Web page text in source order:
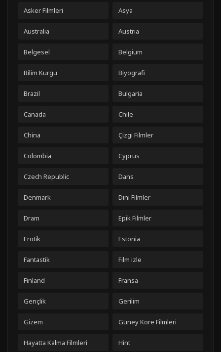
Asker Filmleri Asya
Australia Austria
Belgesel Belgium
Bilim Kurgu Biyografi
Brazil Bulgaria
Canada Chile
China Çizgi Filmler
Colombia Cyprus
Czech Republic Dans
Denmark Dini Filmler
Dram Epik Filmler
Erotik Estonia
Fantastik Film izle
Finland Fransa
Gençlik Gerilim
Gizem Güney Kore Filmleri
Hayatta Kalma Filmleri Hint